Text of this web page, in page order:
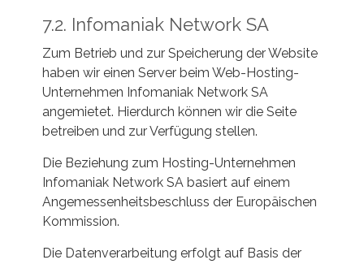
7.2. Infomaniak Network SA
Zum Betrieb und zur Speicherung der Website
haben wir einen Server beim Web-Hosting-
Unternehmen Infomaniak Network SA
angemietet. Hierdurch können wir die Seite
betreiben und zur Verfügung stellen.
Die Beziehung zum Hosting-Unternehmen
Infomaniak Network SA basiert auf einem
Angemessenheitsbeschluss der Europäischen
Kommission.
Die Datenverarbeitung erfolgt auf Basis der